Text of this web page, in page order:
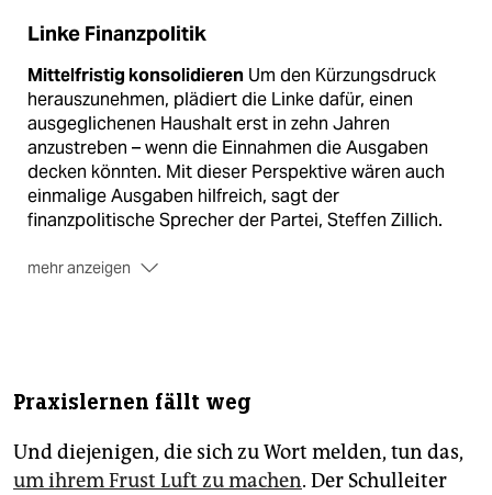
Linke Finanzpolitik
Mittelfristig konsolidieren Um den Kürzungsdruck
herauszunehmen, plädiert die Linke dafür, einen
ausgeglichenen Haushalt erst in zehn Jahren
anzustreben – wenn die Einnahmen die Ausgaben
decken könnten. Mit dieser Perspektive wären auch
einmalige Ausgaben hilfreich, sagt der
finanzpolitische Sprecher der Partei, Steffen Zillich.
mehr anzeigen
Sondervermögen böten da neue Spielräume. „Es gibt
Kürzungsnotwendigkeiten abwenden“, betont Zillich.
(usch)
Praxislernen fällt weg
Und diejenigen, die sich zu Wort melden, tun das,
um ihrem Frust Luft zu machen. Der Schulleiter